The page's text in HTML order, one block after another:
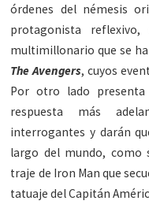
órdenes del némesis
protagonista
multimillonario que se
The Avengers, cuyos
Por otro lado
respuesta más
interrogantes y darán
largo del mundo, como
traje de Iron Man que
tatuaje del Capitán